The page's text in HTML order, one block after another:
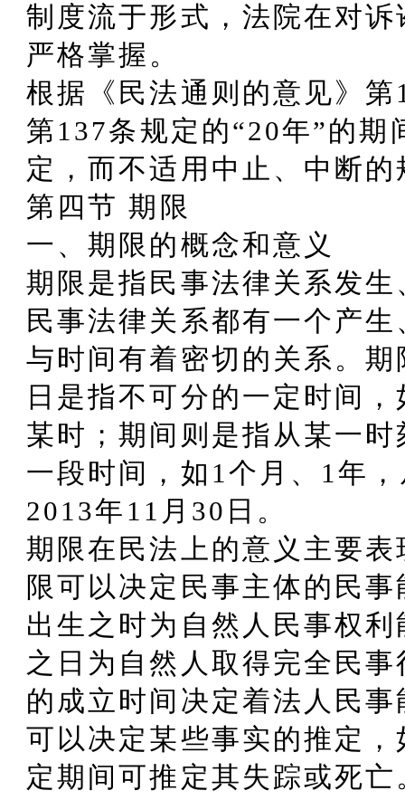
制度流于形式，法院在对
严格掌握。
根据《民法通则的意见》
第137条规定的“20年”的期
定，而不适用中止、中断的
第四节 期限
一、期限的概念和意义
期限是指民事法律关系发
民事法律关系都有一个产
与时间有着密切的关系。
日是指不可分的一定时间
某时；期间则是指从某一
一段时间，如1个月、1年
2013年11月30日。
期限在民法上的意义主要
限可以决定民事主体的民
出生之时为自然人民事权
之日为自然人取得完全民
的成立时间决定着法人民
可以决定某些事实的推定
定期间可推定其失踪或死